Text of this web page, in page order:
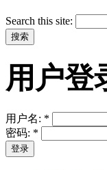
Search this site:
用户登
用户名: *
密码: *